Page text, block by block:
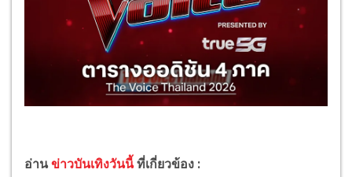
อ่านข่าวบันเทิงวันนี้ ที่เกี่ยวข้อง :